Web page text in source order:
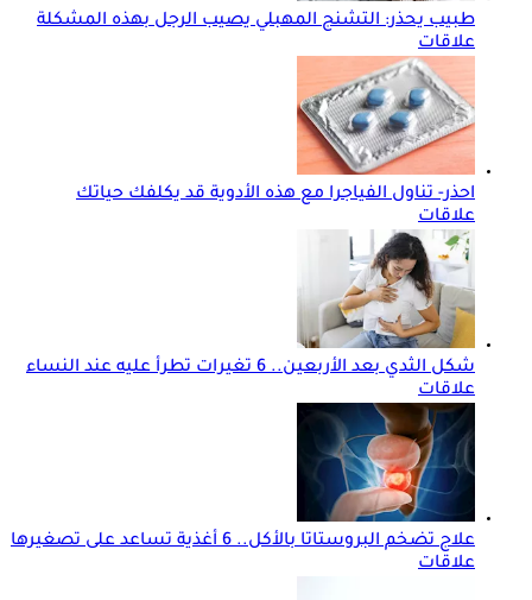
طبيب يحذر: التشنج المهبلي يصيب الرجل بهذه المشكلة
علاقات
احذر- تناول الفياجرا مع هذه الأدوية قد يكلفك حياتك
علاقات
شكل الثدي بعد الأربعين.. 6 تغيرات تطرأ عليه عند النساء
علاقات
علاج تضخم البروستاتا بالأكل.. 6 أغذية تساعد على تصغيرها
علاقات